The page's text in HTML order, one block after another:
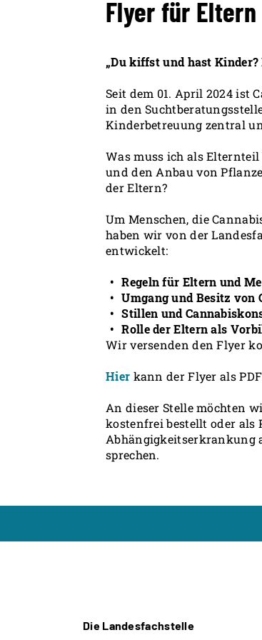
Flyer für
„Du kiffst und hast Kinder?
Seit dem 01. April 2024 ist
in den
Kinderbetreuung zentral
Was muss ich als
und den Anbau von
der Eltern?
Um Menschen, die
haben wir von der
entwickelt:
Regeln für Eltern und
Umgang und Besitz von
Stillen und
Rolle der Eltern als
Wir versenden den Flyer
Hier kann der Flyer als
An dieser Stelle möchten
kostenfrei bestellt oder als
Abhängigkeitserkrankung
sprechen.
Die Landesfachstelle